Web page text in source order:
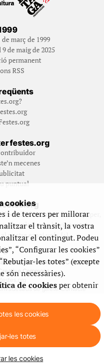
març de 1999
de maig de 2025
permanent
RSS
festes.org
mecenes
puntual
editorial en format paper,
fins aleshores havien estat
nostre espai web. [+]
de Reconeixement No Comercial -
Commons
Ús de galetesContacte
cookies
i de tercers per millorar
el trànsit, la vostra
el contingut. Podeu
“Configurar les cookies”
les totes” (excepte
són necessàries).
de cookiesper obtenir
les cookies
les totes
les cookies